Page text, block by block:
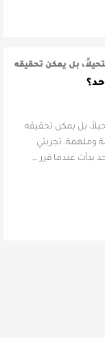
بل يمكن تحقيقه
بل يمكن تحقيقه
وملهمة. تجربتي
بدأت عندما قرر …